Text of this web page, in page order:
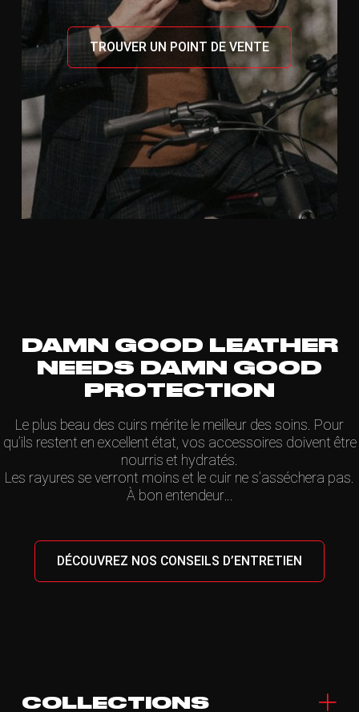
TROUVER UN POINT DE VENTE
DAMN GOOD LEATHER
NEEDS DAMN GOOD
PROTECTION
Le plus beau des cuirs mérite le meilleur des soins. Pour
qu’ils restent en excellent état, vos accessoires doivent être
nourris et hydratés.
Les rayures se verront moins et le cuir ne s’asséchera pas.
À bon entendeur…
DÉCOUVREZ NOS CONSEILS D’ENTRETIEN
COLLECTIONS